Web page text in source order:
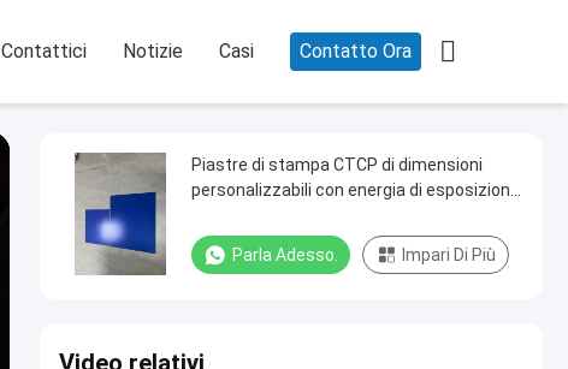
Contattici Notizie Casi Contatto Ora 
Piastre di stampa CTCP di dimensioni
personalizzabili con energia di esposizione
precisione
Parla Adesso. Impari Di Più
Video relativi